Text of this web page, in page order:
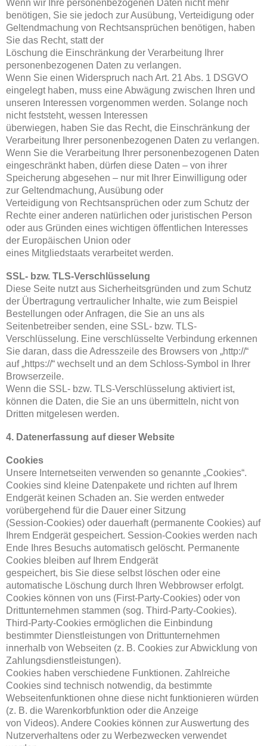
Wenn wir Ihre personenbezogenen Daten nicht mehr
benötigen, Sie sie jedoch zur Ausübung, Verteidigung oder
Geltendmachung von Rechtsansprüchen benötigen, haben
Sie das Recht, statt der
Löschung die Einschränkung der Verarbeitung Ihrer
personenbezogenen Daten zu verlangen.
Wenn Sie einen Widerspruch nach Art. 21 Abs. 1 DSGVO
eingelegt haben, muss eine Abwägung zwischen Ihren und
unseren Interessen vorgenommen werden. Solange noch
nicht feststeht, wessen Interessen
überwiegen, haben Sie das Recht, die Einschränkung der
Verarbeitung Ihrer personenbezogenen Daten zu verlangen.
Wenn Sie die Verarbeitung Ihrer personenbezogenen Daten
eingeschränkt haben, dürfen diese Daten – von ihrer
Speicherung abgesehen – nur mit Ihrer Einwilligung oder
zur Geltendmachung, Ausübung oder
Verteidigung von Rechtsansprüchen oder zum Schutz der
Rechte einer anderen natürlichen oder juristischen Person
oder aus Gründen eines wichtigen öffentlichen Interesses
der Europäischen Union oder
eines Mitgliedstaats verarbeitet werden.
SSL- bzw. TLS-Verschlüsselung
Diese Seite nutzt aus Sicherheitsgründen und zum Schutz
der Übertragung vertraulicher Inhalte, wie zum Beispiel
Bestellungen oder Anfragen, die Sie an uns als
Seitenbetreiber senden, eine SSL- bzw. TLS-
Verschlüsselung. Eine verschlüsselte Verbindung erkennen
Sie daran, dass die Adresszeile des Browsers von „http://“
auf „https://“ wechselt und an dem Schloss-Symbol in Ihrer
Browserzeile.
Wenn die SSL- bzw. TLS-Verschlüsselung aktiviert ist,
können die Daten, die Sie an uns übermitteln, nicht von
Dritten mitgelesen werden.
4. Datenerfassung auf dieser Website
Cookies
Unsere Internetseiten verwenden so genannte „Cookies“.
Cookies sind kleine Datenpakete und richten auf Ihrem
Endgerät keinen Schaden an. Sie werden entweder
vorübergehend für die Dauer einer Sitzung
(Session-Cookies) oder dauerhaft (permanente Cookies) auf
Ihrem Endgerät gespeichert. Session-Cookies werden nach
Ende Ihres Besuchs automatisch gelöscht. Permanente
Cookies bleiben auf Ihrem Endgerät
gespeichert, bis Sie diese selbst löschen oder eine
automatische Löschung durch Ihren Webbrowser erfolgt.
Cookies können von uns (First-Party-Cookies) oder von
Drittunternehmen stammen (sog. Third-Party-Cookies).
Third-Party-Cookies ermöglichen die Einbindung
bestimmter Dienstleistungen von Drittunternehmen
innerhalb von Webseiten (z. B. Cookies zur Abwicklung von
Zahlungsdienstleistungen).
Cookies haben verschiedene Funktionen. Zahlreiche
Cookies sind technisch notwendig, da bestimmte
Webseitenfunktionen ohne diese nicht funktionieren würden
(z. B. die Warenkorbfunktion oder die Anzeige
von Videos). Andere Cookies können zur Auswertung des
Nutzerverhaltens oder zu Werbezwecken verwendet